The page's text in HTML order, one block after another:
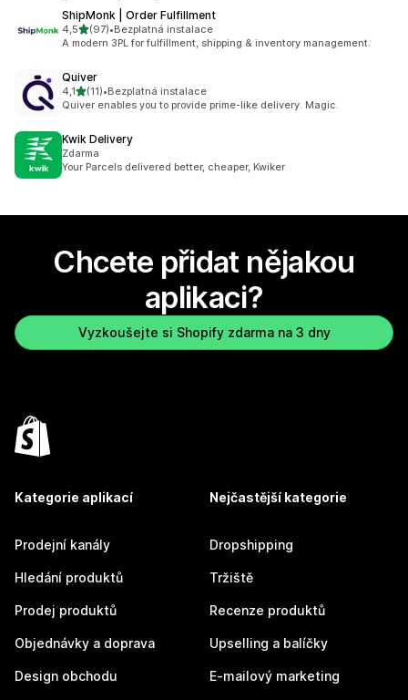
ShipMonk | Order Fulfillment
4,5z 5 hvězd
(97)
Celkový počet recenzí: 97
•Bezplatná instalace
A modern 3PL for fulfillment, shipping & inventory management.
Quiver
4,1z 5 hvězd
(11)
Celkový počet recenzí: 11
•Bezplatná instalace
Quiver enables you to provide prime-like delivery. Magic.
Kwik Delivery
Zdarma
Your Parcels delivered better, cheaper, Kwiker
Chcete přidat nějakou
aplikaci?
Vyzkoušejte si Shopify zdarma na 3 dny
Kategorie aplikací
Prodejní kanály
Hledání produktů
Prodej produktů
Objednávky a doprava
Design obchodu
Nejčastější kategorie
Dropshipping
Tržiště
Recenze produktů
Upselling a balíčky
E-mailový marketing